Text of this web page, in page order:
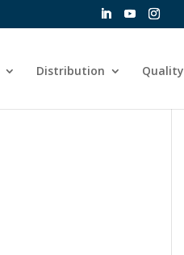
Distribution Quality